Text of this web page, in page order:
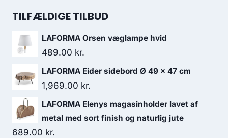
TILFÆLDIGE TILBUD
LAFORMA Orsen væglampe hvid
489.00 kr.
LAFORMA Eider sidebord Ø 49 x 47 cm
1,969.00 kr.
LAFORMA Elenys magasinholder lavet af
metal med sort finish og naturlig jute
689.00 kr.